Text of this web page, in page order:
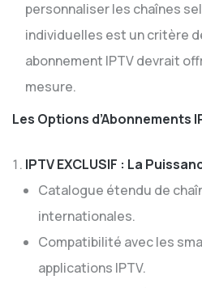
personnaliser les chaînes
individuelles est un critère
abonnement IPTV devrait
mesure.
Les Options d’Abonnements
IPTV EXCLUSIF : La
Catalogue étendu de
internationales.
Compatibilité avec les
applications IPTV.